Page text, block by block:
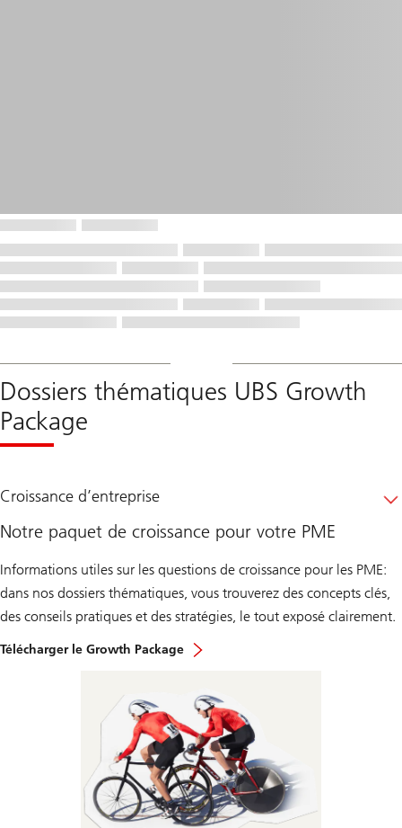
Dossiers thématiques UBS Growth
Package
Croissance d’entreprise
Notre paquet de croissance pour votre PME
Informations utiles sur les questions de croissance pour les PME:
dans nos dossiers thématiques, vous trouverez des concepts clés,
des conseils pratiques et des stratégies, le tout exposé clairement.
Télécharger le Growth Package